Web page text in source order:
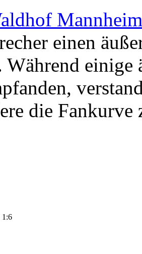
Mannheim
einen
Während einige
die
1:6